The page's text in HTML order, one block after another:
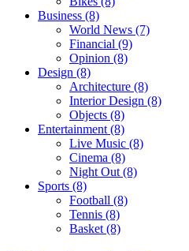
Business (8)
World News (7)
Financial (9)
Opinion (8)
Design (8)
Architecture (8)
Interior Design (8)
Objects (8)
Entertainment (8)
Live Music (8)
Cinema (8)
Night Out (8)
Sports (8)
Football (8)
Tennis (8)
Basket (8)